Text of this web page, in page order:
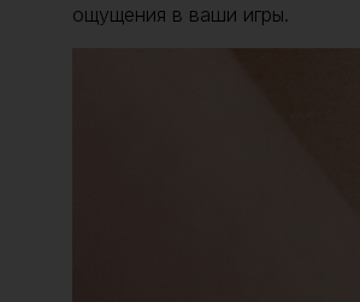
ощущения в ваши игры.